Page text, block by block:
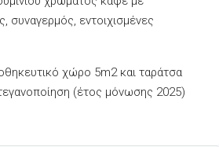
συναγερμός, εντοιχισμένες
χώρο 5m2 και ταράτσα
(έτος μόνωσης 2025)